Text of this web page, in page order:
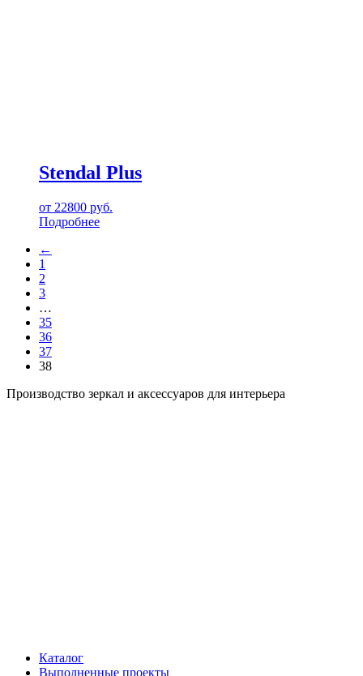
Stendal Plus
от 22800 руб.
Подробнее
←
1
2
3
…
35
36
37
38
Производство зеркал и аксессуаров для интерьера
Каталог
Выполненные проекты